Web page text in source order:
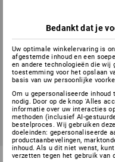
Waarschuwingsvlag
Bedankt dat je
Uw optimale winkelervaring is
afgestemde inhoud en een
en andere technologieën die wij
toestemming voor het opslaan
basis van uw persoonlijke
Om u gepersonaliseerde
nodig. Door op de knop 'Alles
informatie over uw interacties
methoden (inclusief AI-
bestelproces. Wij gebruiken
doeleinden: gepersonaliseerde
productaanbevelingen,
inhoud. Als u dit niet wenst,
verzetten tegen het gebruik van